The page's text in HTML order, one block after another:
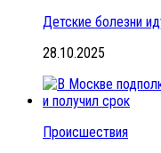
Детские болезни
28.10.2025
Происшествия